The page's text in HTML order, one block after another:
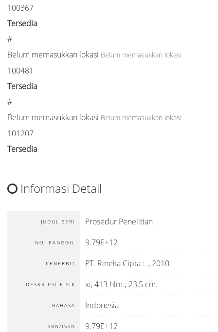
100367
Tersedia
#
Belum memasukkan lokasi Belum memasukkan lokasi
100481
Tersedia
#
Belum memasukkan lokasi Belum memasukkan lokasi
101207
Tersedia
Informasi Detail
JUDUL SERI Prosedur Penelitian
NO. PANGGIL 9.79E+12
PENERBIT PT. Rineka Cipta : ., 2010
DESKRIPSI FISIK xi, 413 hlm.; 23,5 cm.
BAHASA Indonesia
ISBN/ISSN 9.79E+12